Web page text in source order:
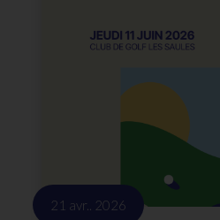
21 avr.. 2026